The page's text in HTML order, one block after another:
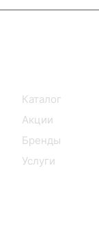
Каталог
Акции
Бренды
Услуги